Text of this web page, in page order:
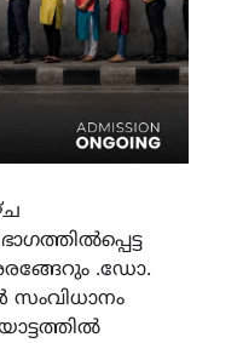
.ഡോ.
സംവിധാനം